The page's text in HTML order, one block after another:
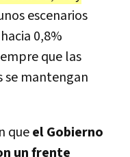
escenarios
0,8%
que las
se mantengan
queel Gobierno
un frente